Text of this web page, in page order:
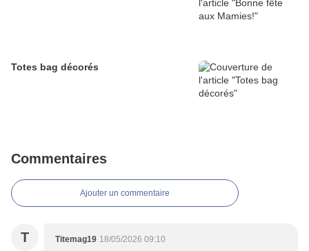
Totes bag décorés
Commentaires
Ajouter un commentaire
T Titemag19 18/05/2026 09:10